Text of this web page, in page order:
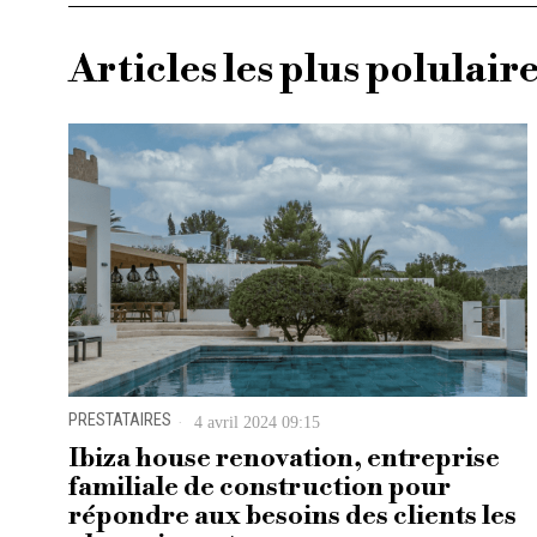
Articles les plus
PRESTATAIRES 4 avril 2024 09:15
Ibiza house renovation, entreprise
familiale de construction pour
répondre aux besoins des clients les